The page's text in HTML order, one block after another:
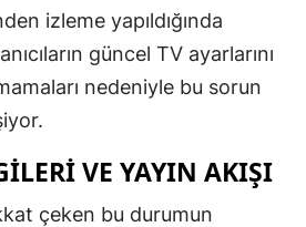
izleme yapıldığında
güncel TV ayarlarını
nedeniyle bu sorun
VE YAYIN AKIŞI
çeken bu durumun